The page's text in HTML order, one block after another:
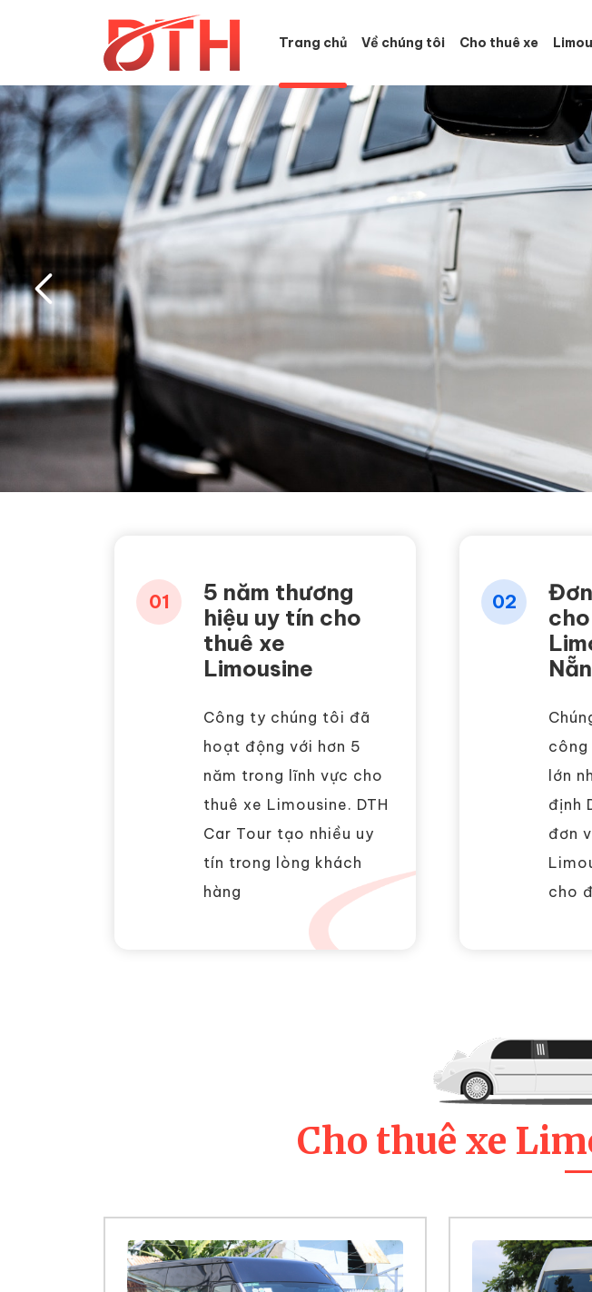
Thuê
xe
limousine
Đà
Nẵng
Duy
Tiến
Huy
Trang chủ Về chúng tôi Cho thuê xe
01
5 năm thương
hiệu uy tín cho
thuê xe
Limousine
Công ty chúng tôi đã
hoạt động với hơn 5
năm trong lĩnh vực cho
thuê xe Limousine. DTH
Car Tour tạo nhiều uy
tín trong lòng khách
hàng
02
công
lớn
định
đơn
cho
Cho thuê xe